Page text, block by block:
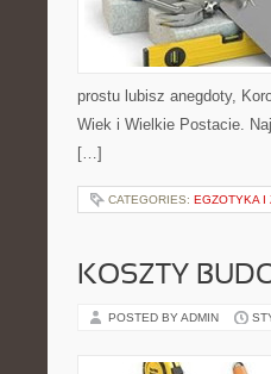
prostu lubisz anegdoty,
Wiek i Wielkie Postacie.
[…]
CATEGORIES: EGZOTYKA I
KOSZTY
POSTED BY ADMIN